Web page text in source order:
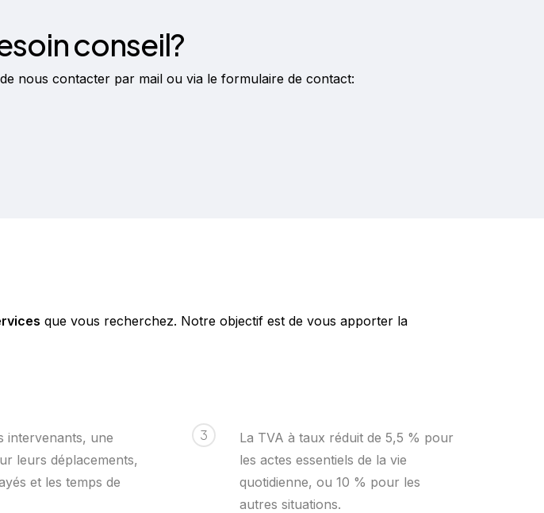
conseil?
nous contacter par mail ou via leformulaire de contact:
que vous recherchez. Notre objectif est de vous apporter la
intervenants, une
leurs déplacements,
et les temps de
3
La TVA à taux réduit de 5,5 % pour
les actes essentiels de la vie
quotidienne, ou 10 % pour les
autres situations.